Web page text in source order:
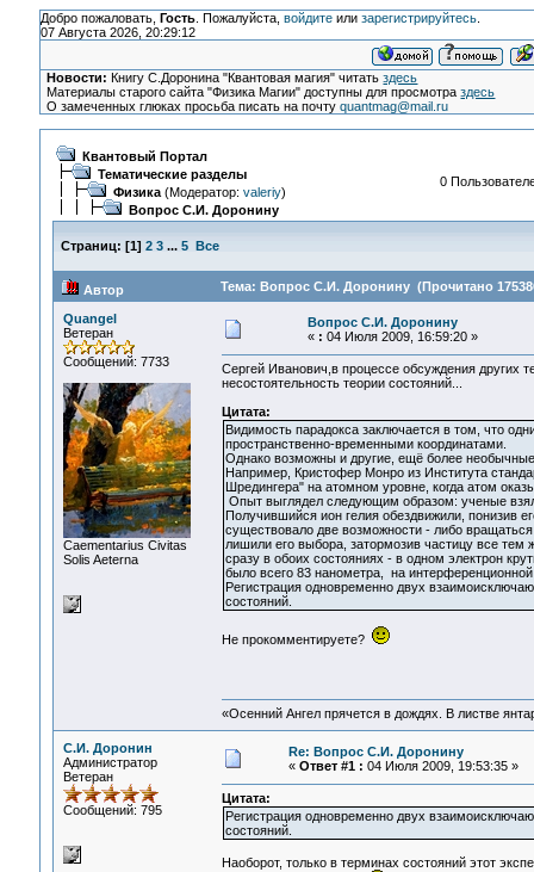
Добро пожаловать, Гость. Пожалуйста, войдитеили зарегистрируйтесь.
07 Августа 2026, 20:29:12
Новости: Книгу С.Доронина "Квантовая магия" читатьздесь
Материалы старого сайта "Физика Магии" доступны для просмотраздесь
О замеченных глюках просьба писать на почтуquantmag@mail.ru
Квантовый Портал
Тематические разделы
Физика(Модератор: valeriy)
Вопрос С.И. Доронину
0
Страниц: [1] 2 3 ... 5 Все
Автор Тема: Вопрос С.И. Доронину (Прочитано
Quangel
Ветеран
Сообщений: 7733
Сaementarius Civitas
Solis Aeterna
Вопрос С.И. Доронину
« : 04 Июля 2009, 16:59:20 »
Сергей Иванович,в процессе обсуждения других
несостоятельность теории состояний...
Цитата:
Видимость парадокса заключается в том, что
пространственно-временными координатами.
Однако возможны и другие, ещё более
Например, Кристофер Монро из Института
Шредингера" на атомном уровне, когда атом
Опыт выглядел следующим образом: ученые
Получившийся ион гелия обездвижили, понизив
существовало две возможности - либо
лишили его выбора, затормозив частицу все тем
сразу в обоих состояниях - в одном электрон
было всего 83 нанометра, на
Регистрация одновременно двух
состояний.
Не прокомментируете?
«Осенний Ангел прячется в дождях. В листве
С.И. Доронин
Администратор
Ветеран
Сообщений: 795
Re: Вопрос С.И. Доронину
« Ответ #1 : 04 Июля 2009, 19:53:35 »
Цитата:
Регистрация одновременно двух
состояний.
Наоборот, только в терминах состояний этот